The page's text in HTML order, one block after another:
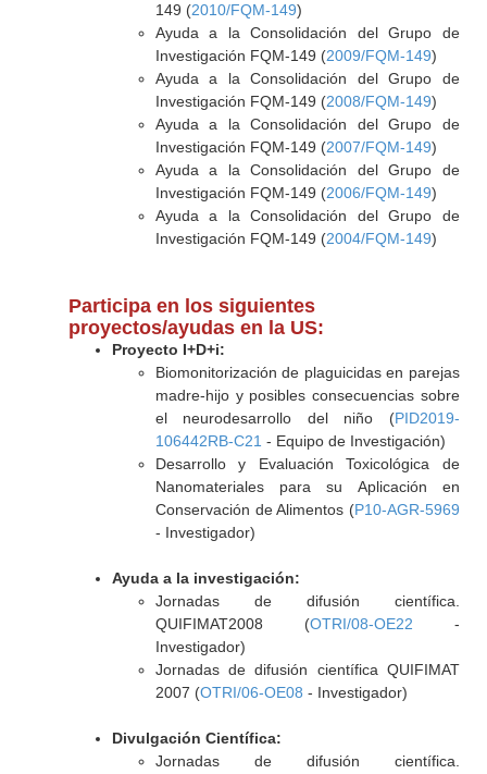
149 (2010/FQM-149)
Ayuda a la Consolidación del Grupo de
Investigación FQM-149 (2009/FQM-149)
Ayuda a la Consolidación del Grupo de
Investigación FQM-149 (2008/FQM-149)
Ayuda a la Consolidación del Grupo de
Investigación FQM-149 (2007/FQM-149)
Ayuda a la Consolidación del Grupo de
Investigación FQM-149 (2006/FQM-149)
Ayuda a la Consolidación del Grupo de
Investigación FQM-149 (2004/FQM-149)
Participa en los siguientes
proyectos/ayudas en la US:
Proyecto I+D+i:
Biomonitorización de plaguicidas en parejas
madre-hijo y posibles consecuencias sobre
el neurodesarrollo del niño (PID2019-
106442RB-C21 - Equipo de Investigación)
Desarrollo y Evaluación Toxicológica de
Nanomateriales para su Aplicación en
Conservación de Alimentos (P10-AGR-5969
- Investigador)
Ayuda a la investigación:
Jornadas de difusión científica.
QUIFIMAT2008 (OTRI/08-OE22 -
Investigador)
Jornadas de difusión científica QUIFIMAT
2007 (OTRI/06-OE08 - Investigador)
Divulgación Científica:
Jornadas de difusión científica.